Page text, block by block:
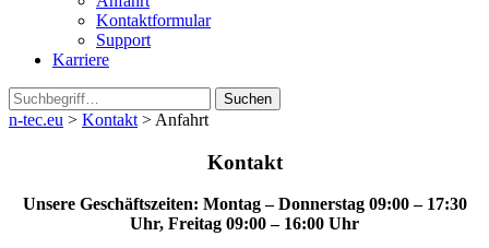
Kontaktformular
Support
Karriere
Suchen
n-tec.eu > Kontakt > Anfahrt
Kontakt
Unsere Geschäftszeiten: Montag – Donnerstag 09:00 – 17:30
Uhr, Freitag 09:00 – 16:00 Uhr